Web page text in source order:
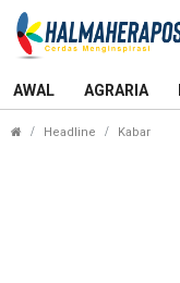
AWAL AGRARIA
Headline Kabar